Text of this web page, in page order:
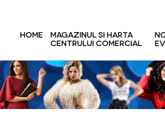
HOME
MAGAZINUL SI HARTA
CENTRULUI COMERCIAL